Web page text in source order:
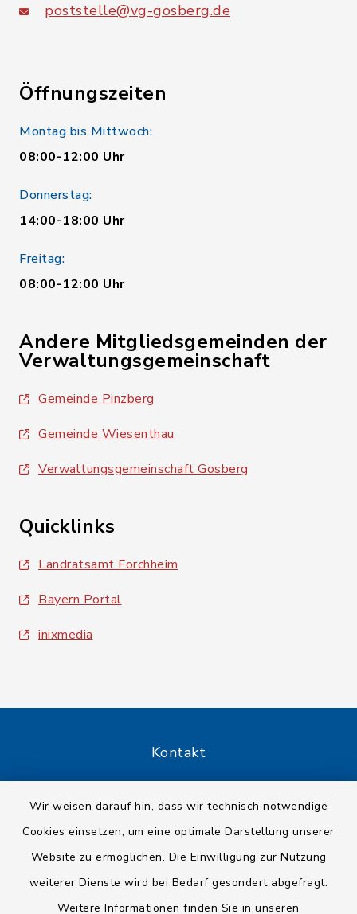
Wir weisen darauf hin, dass wir technisch notwendige
Cookies einsetzen, um eine optimale Darstellung unserer
Website zu ermöglichen. Die Einwilligung zur Nutzung
weiterer Dienste wird bei Bedarf gesondert abgefragt.
Weitere Informationen finden Sie in unseren
poststelle@vg-gosberg.de
Öffnungszeiten
Montag bis Mittwoch:
08:00-12:00 Uhr
Donnerstag:
14:00-18:00 Uhr
Freitag:
08:00-12:00 Uhr
Andere Mitgliedsgemeinden der
Verwaltungsgemeinschaft
Gemeinde Pinzberg
Gemeinde Wiesenthau
Verwaltungsgemeinschaft Gosberg
Quicklinks
Landratsamt Forchheim
Bayern Portal
inixmedia
Kontakt
Datenschutz
Impressum